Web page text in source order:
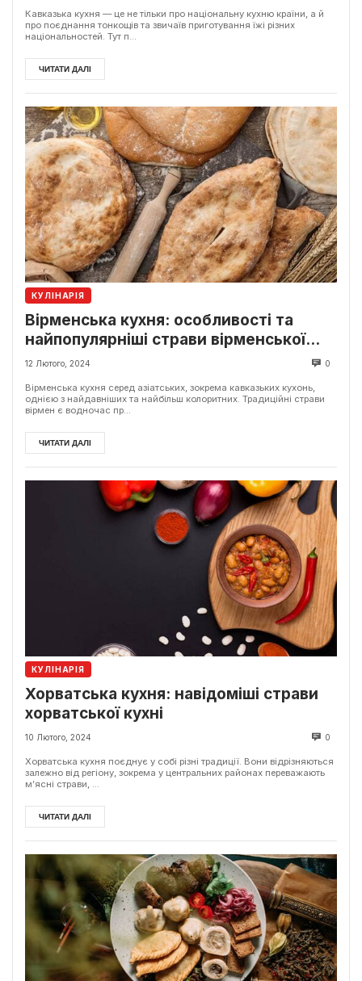
Кавказька кухня — це не тільки про національну кухню країни, а й
про поєднання тонкощів та звичаїв приготування їжі різних
національностей. Тут п...
ЧИТАТИ ДАЛІ
КУЛІНАРІЯ
Вірменська кухня: особливості та
найпопулярніші страви вірменської
кухні
12 Лютого, 2024 0
Вірменська кухня серед азіатських, зокрема кавказьких кухонь,
однією з найдавніших та найбільш колоритних. Традиційні страви
вірмен є водночас пр...
ЧИТАТИ ДАЛІ
КУЛІНАРІЯ
Хорватська кухня: навідоміші страви
хорватської кухні
10 Лютого, 2024 0
Хорватська кухня поєднує у собі різні традиції. Вони відрізняються
залежно від регіону, зокрема у центральних районах переважають
м’ясні страви, ...
ЧИТАТИ ДАЛІ